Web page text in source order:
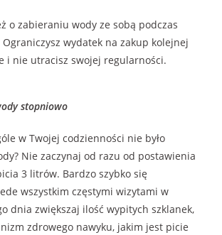
o zabieraniu wody ze sobą podczas
wydatek na zakup kolejnej
i nie utracisz swojej regularności.
stopniowo
w Twojej codzienności nie było
Nie zaczynaj od razu od postawienia
3 litrów. Bardzo szybko się
wszystkim częstymi wizytami w
dnia zwiększaj ilość wypitych szklanek,
zdrowego nawyku, jakim jest picie